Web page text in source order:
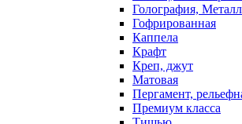
Голография, Металл
Гофрированная
Каппела
Крафт
Креп, джут
Матовая
Пергамент,
Премиум класса